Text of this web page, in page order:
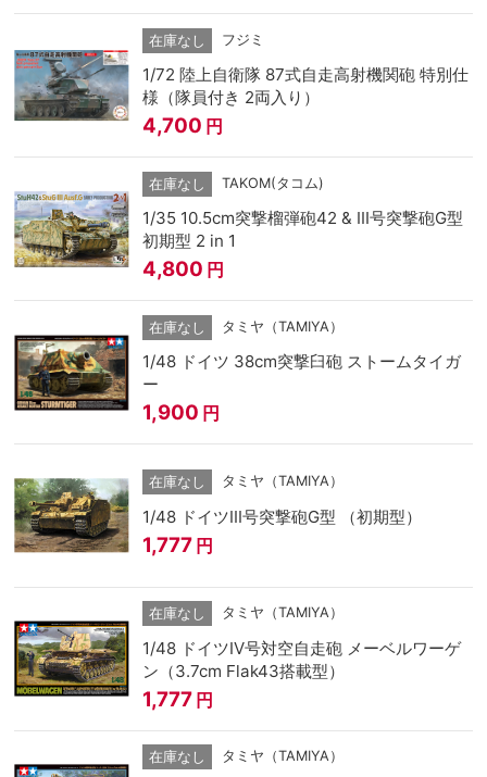
在庫なし フジミ
1/72 陸上自衛隊 87式自走高射機関砲 特別仕
様（隊員付き 2両入り）
4,700 円
在庫なし TAKOM(タコム)
1/35 10.5cm突撃榴弾砲42 & Ⅲ号突撃砲G型
初期型 2 in 1
4,800 円
在庫なし タミヤ（TAMIYA）
1/48 ドイツ 38cm突撃臼砲 ストームタイガ
ー
1,900 円
在庫なし タミヤ（TAMIYA）
1/48 ドイツIII号突撃砲G型 （初期型）
1,777 円
在庫なし タミヤ（TAMIYA）
1/48 ドイツIV号対空自走砲 メーベルワーゲ
ン（3.7cm Flak43搭載型）
1,777 円
在庫なし タミヤ（TAMIYA）